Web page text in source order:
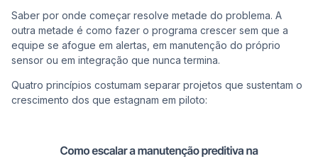
Saber por onde começar resolve metade do problema. A
outra metade é como fazer o programa crescer sem que a
equipe se afogue em alertas, em manutenção do próprio
sensor ou em integração que nunca termina.
Quatro princípios costumam separar projetos que sustentam o
crescimento dos que estagnam em piloto: